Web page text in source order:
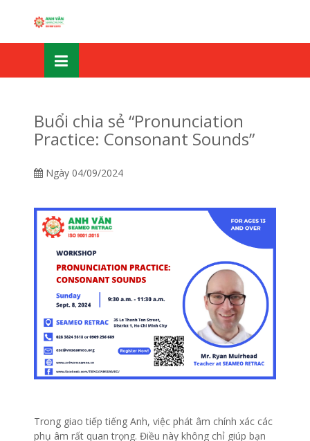
Buổi chia sẻ “Pronunciation
Practice: Consonant Sounds”
Ngày 04/09/2024
Trong giao tiếp tiếng Anh, việc phát âm chính xác các
phụ âm rất quan trọng. Điều này không chỉ giúp bạn